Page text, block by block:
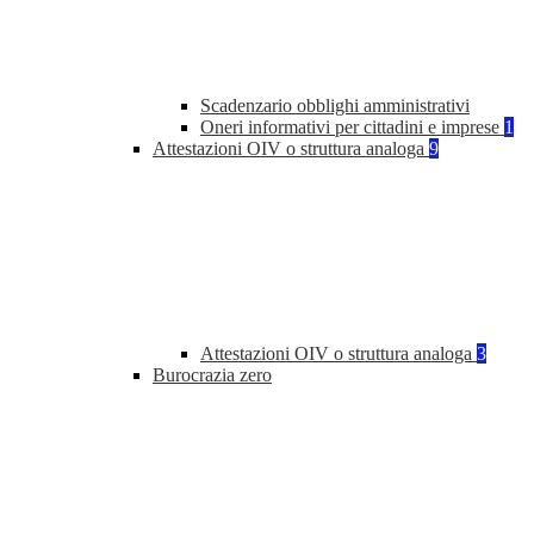
Scadenzario obblighi amministrativi
Oneri informativi per cittadini e imprese 1
Attestazioni OIV o struttura analoga 9
Attestazioni OIV o struttura analoga 3
Burocrazia zero